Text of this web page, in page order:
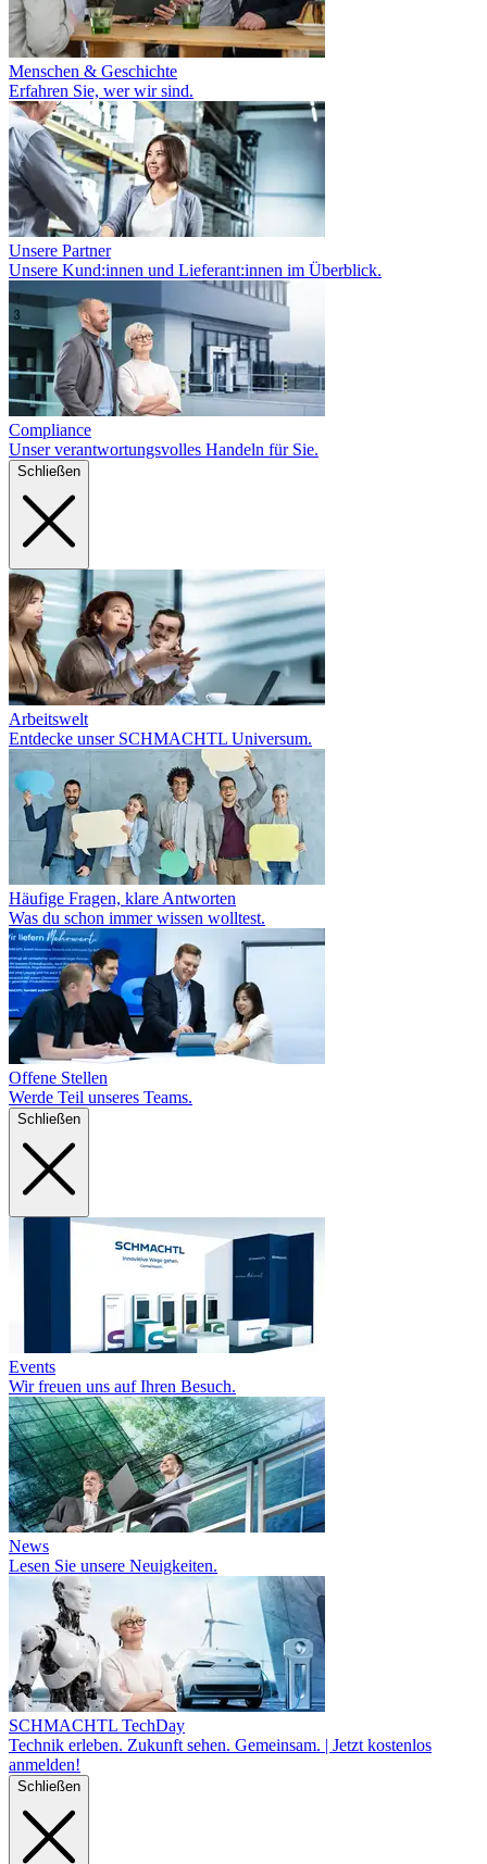
Menschen & Geschichte
Erfahren Sie, wer wir sind.
Unsere Partner
Unsere Kund:innen und Lieferant:innen im Überblick.
Compliance
Unser verantwortungsvolles Handeln für Sie.
Schließen
Arbeitswelt
Entdecke unser SCHMACHTL Universum.
Häufige Fragen, klare Antworten
Was du schon immer wissen wolltest.
Offene Stellen
Werde Teil unseres Teams.
Schließen
Events
Wir freuen uns auf Ihren Besuch.
News
Lesen Sie unsere Neuigkeiten.
SCHMACHTL TechDay
Technik erleben. Zukunft sehen. Gemeinsam. | Jetzt kostenlos
anmelden!
Schließen